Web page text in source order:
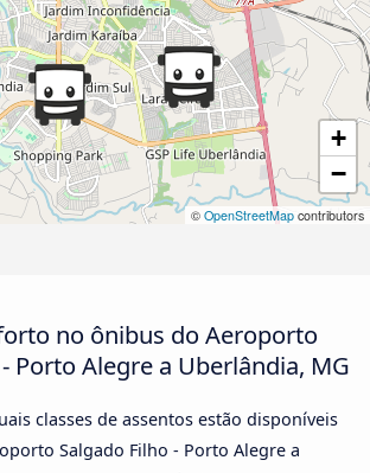
+
−
© OpenStreetMap contributors
no ônibus do Aeroporto
Porto Alegre a Uberlândia, MG
classes de assentos estão disponíveis
Salgado Filho - Porto Alegre a